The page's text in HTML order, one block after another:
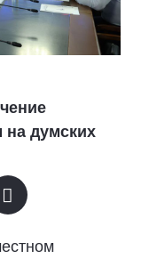
на думских